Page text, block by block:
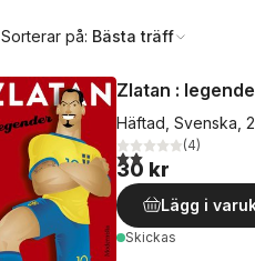
Sorterar på: Bästa träff
Zlatan :
Häftad, Svenska,
2,0utav 5 stjärnor.
(4)
30 kr
Lägg i
Skickas